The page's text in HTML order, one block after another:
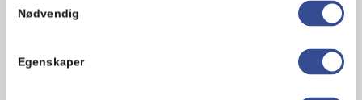
Nødvendig
Egenskaper